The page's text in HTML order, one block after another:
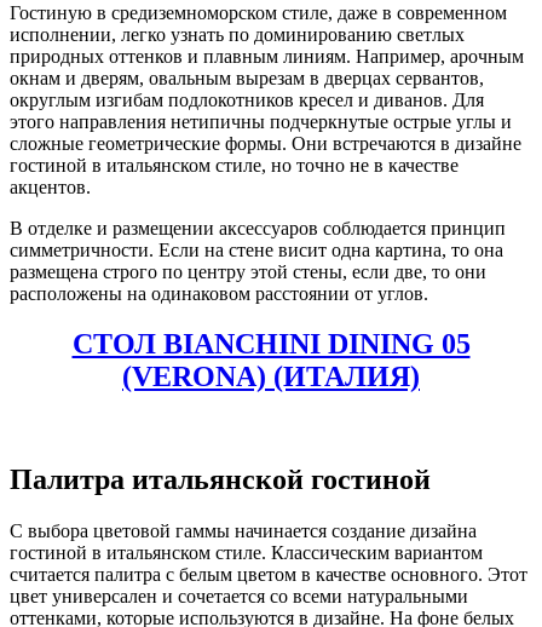
Гостиную в средиземноморском стиле, даже в современном
исполнении, легко узнать по доминированию светлых
природных оттенков и плавным линиям. Например, арочным
окнам и дверям, овальным вырезам в дверцах сервантов,
округлым изгибам подлокотников кресел и диванов. Для
этого направления нетипичны подчеркнутые острые углы и
сложные геометрические формы. Они встречаются в дизайне
гостиной в итальянском стиле, но точно не в качестве
акцентов.
В отделке и размещении аксессуаров соблюдается принцип
симметричности. Если на стене висит одна картина, то она
размещена строго по центру этой стены, если две, то они
расположены на одинаковом расстоянии от углов.
СТОЛ BIANCHINI DINING 05
(VERONA) (ИТАЛИЯ)
Палитра итальянской гостиной
С выбора цветовой гаммы начинается создание дизайна
гостиной в итальянском стиле. Классическим вариантом
считается палитра с белым цветом в качестве основного. Этот
цвет универсален и сочетается со всеми натуральными
оттенками, которые используются в дизайне. На фоне белых